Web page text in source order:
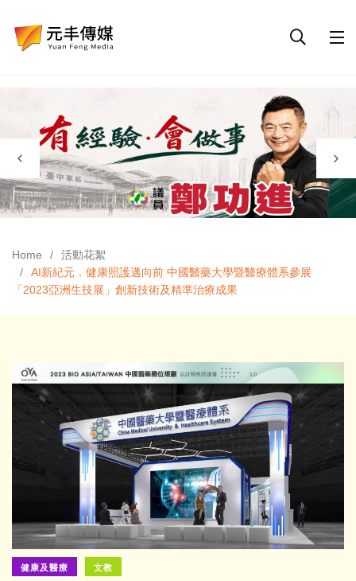
Home
活動花絮
AI新紀元．健康照護邁向前 中國醫藥大學暨醫療體系參展
「2023亞洲生技展」創新技術及精準治療成果
健康及醫療 文教